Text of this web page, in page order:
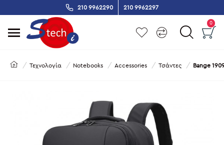
210 9962290 210 9962297
0
Τεχνολογία Notebooks Accessories Τσάντες Bange